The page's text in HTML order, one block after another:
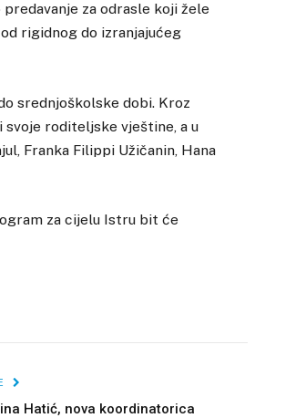
za odrasle koji žele
rigidnog do izranjajućeg
srednjoškolske dobi. Kroz
roditeljske vještine, a u
Franka Filippi Užičanin, Hana
za cijelu Istru bit će
Hatić, nova koordinatorica